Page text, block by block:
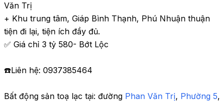
Văn Trị
+ Khu trung tâm, Giáp Bình Thạnh, Phú Nhuận thuận
tiện đi lại, tiện ích đầy đủ.
✅ Giá chỉ 3 tỷ 580- Bớt Lộc
☎️Liên hệ: 0937385464
Bất động sản toạ lạc tại: đường Phan Văn Trị, Phường 5,